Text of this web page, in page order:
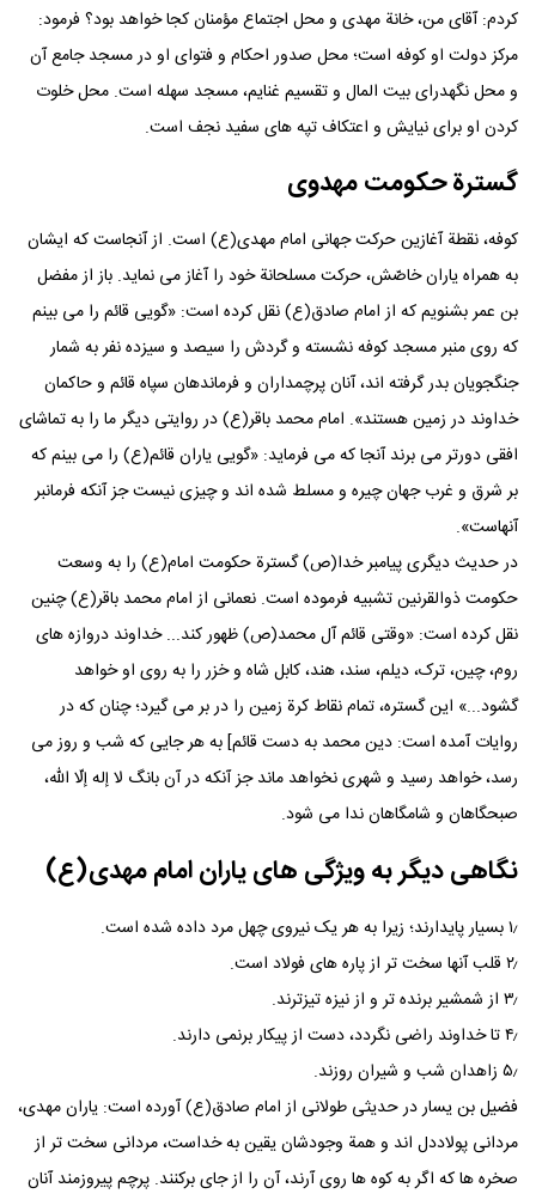
کردم: آقای من، خانة مهدی و محل اجتماع مؤمنان کجا خواهد بود؟ فرمود:
مرکز دولت او کوفه است؛ محل صدور احکام و فتوای او در مسجد جامع آن
و محل نگهدرای بیت المال و تقسیم غنایم، مسجد سهله است. محل خلوت
کردن او برای نیایش و اعتکاف تپه های سفید نجف است.
گسترة حکومت مهدوی
کوفه، نقطة آغازین حرکت جهانی امام مهدی(ع) است. از آنجاست که ایشان
به همراه یاران خاصّش، حرکت مسلحانة خود را آغاز می نماید. باز از مفضل
بن عمر بشنویم که از امام صادق(ع) نقل کرده است: «گویی قائم را می بینم
که روی منبر مسجد کوفه نشسته و گردش را سیصد و سیزده نفر به شمار
جنگجویان بدر گرفته اند، آنان پرچمداران و فرماندهان سپاه قائم و حاکمان
خداوند در زمین هستند». امام محمد باقر(ع) در روایتی دیگر ما را به تماشای
افقی دورتر می برند آنجا که می فرماید: «گویی یاران قائم(ع) را می بینم که
بر شرق و غرب جهان چیره و مسلط شده اند و چیزی نیست جز آنکه فرمانبر
آنهاست».
در حدیث دیگری پیامبر خدا(ص) گسترة حکومت امام(ع) را به وسعت
حکومت ذوالقرنین تشبیه فرموده است. نعمانی از امام محمد باقر(ع) چنین
نقل کرده است: «وقتی قائم آل محمد(ص) ظهور کند... خداوند دروازه های
روم، چین، ترک، دیلم، سند، هند، کابل شاه و خزر را به روی او خواهد
گشود...» این گستره، تمام نقاط کرة زمین را در بر می گیرد؛ چنان که در
روایات آمده است: دین محمد به دست قائم] به هر جایی که شب و روز می
رسد، خواهد رسید و شهری نخواهد ماند جز آنکه در آن بانگ لا إله إلّا الله،
صبحگاهان و شامگاهان ندا می شود.
نگاهی دیگر به ویژگی های یاران امام مهدی(ع)
۱٫ بسیار پایدارند؛ زیرا به هر یک نیروی چهل مرد داده شده است.
۲٫ قلب آنها سخت تر از پاره های فولاد است.
۳٫ از شمشیر برنده تر و از نیزه تیزترند.
۴٫ تا خداوند راضی نگردد، دست از پیکار برنمی دارند.
۵٫ زاهدان شب و شیران روزند.
فضیل بن یسار در حدیثی طولانی از امام صادق(ع) آورده است: یاران مهدی،
مردانی پولاددل اند و همة وجودشان یقین به خداست، مردانی سخت تر از
صخره ها که اگر به کوه ها روی آرند، آن را از جای برکنند. پرچم پیروزمند آنان